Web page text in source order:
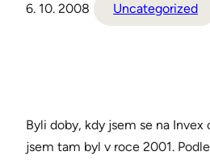
6. 10. 2008 Uncategorized
Byli doby, kdy jsem se na Invex
jsem tam byl v roce 2001.